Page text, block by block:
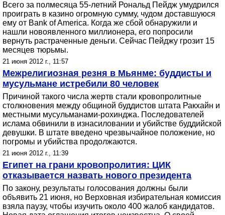
Всего за полмесяца 55-летний Рональд Пейдж умудрился
проиграть в казино огромную сумму, чудом доставшуюся
ему от Bank of America. Когда же сбой обнаружили и
нашли новоявленного миллионера, его попросили
вернуть растраченные деньги. Сейчас Пейджу грозит 15
месяцев тюрьмы.
21 июня 2012 г., 11:57
Межрелигиозная резня в Мьянме: буддисты и
мусульмане истребили 80 человек
Причиной такого числа жертв стали кровопролитные
столкновения между общиной буддистов штата Ракхайн и
местными мусульманами-рохинджа. Последователей
ислама обвинили в изнасиловании и убийстве буддийской
девушки. В штате введено чрезвычайное положение, но
погромы и убийства продолжаются.
21 июня 2012 г., 11:39
Египет на грани кровопролития: ЦИК
отказывается назвать нового президента
По закону, результаты голосования должны были
объявить 21 июня, но Верховная избирательная комиссия
взяла паузу, чтобы изучить около 400 жалоб кандидатов.